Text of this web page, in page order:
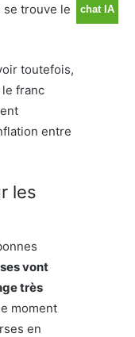
trouve le
toutefois,
franc
entre
les
vont
très
moment
en